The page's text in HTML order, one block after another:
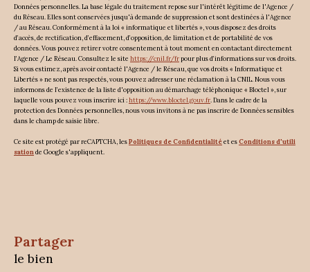
Données personnelles. La base légale du traitement repose sur l'intérêt légitime de l'Agence /
du Réseau. Elles sont conservées jusqu'à demande de suppression et sont destinées à l'Agence
/ au Réseau. Conformément à la loi « informatique et libertés », vous disposez des droits
d’accès, de rectification, d’effacement, d’opposition, de limitation et de portabilité de vos
données. Vous pouvez retirer votre consentement à tout moment en contactant directement
l’Agence / Le Réseau. Consultez le site https://cnil.fr/frpour plus d’informations sur vos droits.
Si vous estimez, après avoir contacté l'Agence / le Réseau, que vos droits « Informatique et
Libertés » ne sont pas respectés, vous pouvez adresser une réclamation à la CNIL. Nous vous
informons de l’existence de la liste d'opposition au démarchage téléphonique « Bloctel », sur
laquelle vous pouvez vous inscrire ici :https://www.bloctel.gouv.fr . Dans le cadre de la
protection des Données personnelles, nous vous invitons à ne pas inscrire de Données sensibles
dans le champ de saisie libre.
Ce site est protégé par reCAPTCHA, lesPolitiques de Confidentialitéet esConditions d'utili
sation de Google s'appliquent.
partager
le bien